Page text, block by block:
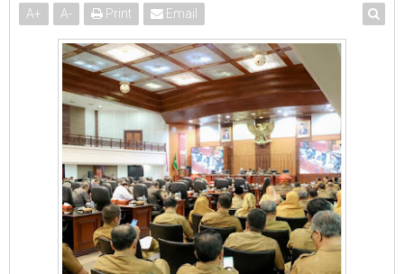
A+ A- Print Email